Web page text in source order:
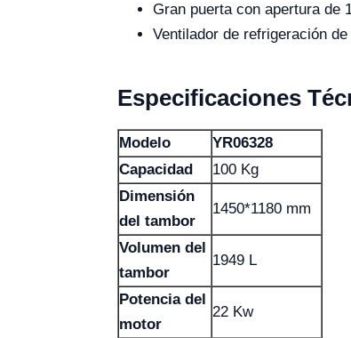
Gran puerta con apertura de
Ventilador de refrigeración
Especificaciones
Modelo
YR06328
Capacidad
100 Kg
Dimensión
del tambor
1450*1180 mm
Volumen del
tambor
1949 L
Potencia del
motor
22 Kw